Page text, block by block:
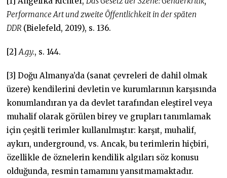
Performance Art und zweite Öffentlichkeit in der späten
DDR (Bielefeld, 2019), s. 136.
[2]A.g.y., s. 144.
[3] Doğu Almanya’da (sanat çevreleri de dahil olmak
üzere) kendilerini devletin ve kurumlarının karşısında
konumlandıran ya da devlet tarafından eleştirel veya
muhalif olarak görülen birey ve grupları tanımlamak
için çeşitli terimler kullanılmıştır: karşıt, muhalif,
aykırı, underground, vs. Ancak, bu terimlerin hiçbiri,
özellikle de öznelerin kendilik algıları söz konusu
olduğunda, resmin tamamını yansıtmamaktadır.